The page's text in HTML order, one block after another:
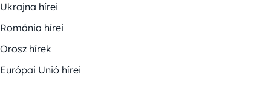
Ukrajna hírei
Románia hírei
Orosz hírek
Európai Unió hírei